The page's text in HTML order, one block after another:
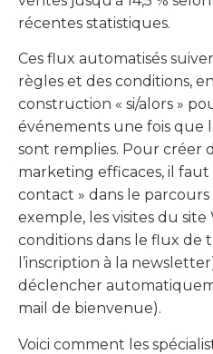
récentes statistiques.
Ces flux automatisés
règles et des conditions,
construction « si/alors »
événements une fois que
sont remplies. Pour créer
marketing efficaces, il
contact » dans le
exemple, les visites du site
conditions dans le flux de
l’inscription à la
déclencher
mail de bienvenue).
Voici comment les